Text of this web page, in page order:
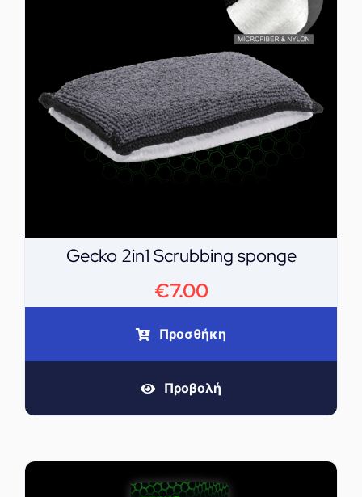
Gecko 2in1 Scrubbing sponge
€7.00
Προσθήκη
Προβολή